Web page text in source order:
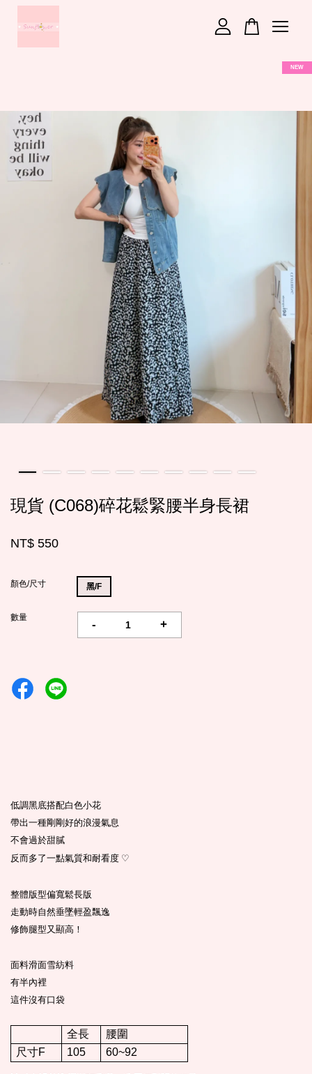
NEW
現貨 (C068)碎花鬆緊腰半身長裙
NT$ 550
顏色/尺寸 黑/F
數量
- +
低調黑底搭配白色小花
帶出一種剛剛好的浪漫氣息
不會過於甜膩
反而多了一點氣質和耐看度 ♡
整體版型偏寬鬆長版
走動時自然垂墜輕盈飄逸
修飾腿型又顯高！
面料滑面雪紡料
有半內裡
這件沒有口袋
全長
腰圍
尺寸F
105 60~92
繼續購物